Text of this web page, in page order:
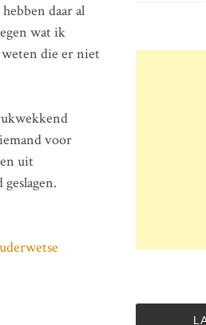
daar al
wat ik
die er niet
voor
uit